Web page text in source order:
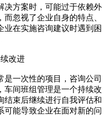
方案时，可能过于依赖外
忽视了企业自身的特点、
业在实施咨询建议时遇到困
改进
一次性的项目，咨询公司
车间班组管理是一个持续改
结束后继续进行自我评估和
可能导致企业在面对新的问